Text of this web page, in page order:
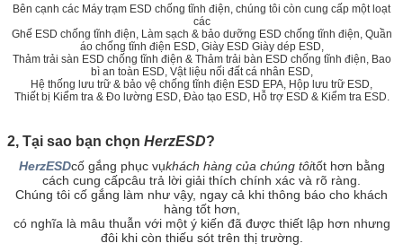
Bên cạnh các Máy trạm ESD chống tĩnh điện, chúng tôi còn cung cấp một loạt
các
Ghế ESD chống tĩnh điện, Làm sạch & bảo dưỡng ESD chống tĩnh điện, Quần
áo chống tĩnh điện ESD, Giày ESD Giày dép ESD,
Thảm trải sàn ESD chống tĩnh điện & Thảm trải bàn ESD chống tĩnh điện, Bao
bì an toàn ESD, Vật liệu nối đất cá nhân ESD,
Hệ thống lưu trữ & bảo vệ chống tĩnh điện ESD EPA, Hộp lưu trữ ESD,
Thiết bị Kiểm tra & Đo lường ESD, Đào tạo ESD, Hỗ trợ ESD & Kiểm tra ESD.
2, Tại sao bạn chọn HerzESD?
HerzESDcố gắng phục vụkhách hàng của chúng tôitốt hơn bằng
cách cung cấpcâu trả lời giải thích chính xác và rõ ràng.
Chúng tôi cố gắng làm như vậy, ngay cả khi thông báo cho khách
hàng tốt hơn,
có nghĩa là mâu thuẫn với một ý kiến ​​đã được thiết lập hơn nhưng
đôi khi còn thiếu sót trên thị trường.